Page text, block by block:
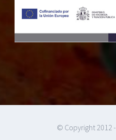
© Copyright 2012 -